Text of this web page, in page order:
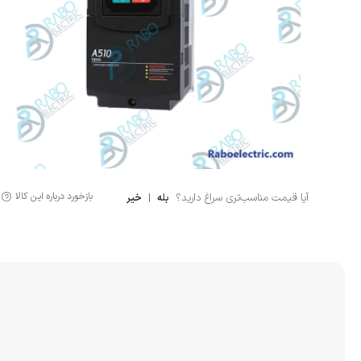
سنسور
سنسور
لوازم اندازه گیری
لیمیت سوئیچ
سنسور فشار
نمایشگر دیجیتال
آیا قیمت مناسب‌تری سراغ دارید؟ بله | خیر بازخورد درباره این کالا